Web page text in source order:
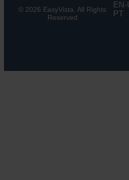
© 2026 EasyVista. All Rights
Reserved
EN
PT